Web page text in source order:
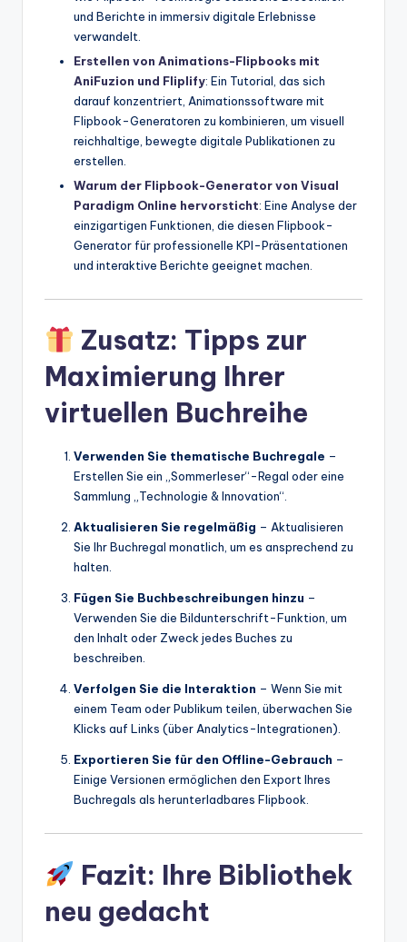
und Berichte in immersiv digitale Erlebnisse
verwandelt.
Erstellen von Animations-Flipbooks mit
AniFuzion und Fliplify: Ein Tutorial, das sich
darauf konzentriert, Animationssoftware mit
Flipbook-Generatoren zu kombinieren, um visuell
reichhaltige, bewegte digitale Publikationen zu
erstellen.
Warum der Flipbook-Generator von Visual
Paradigm Online hervorsticht: Eine Analyse der
einzigartigen Funktionen, die diesen Flipbook-
Generator für professionelle KPI-Präsentationen
und interaktive Berichte geeignet machen.
Zusatz: Tipps zur
Maximierung Ihrer
virtuellen Buchreihe
Verwenden Sie thematische Buchregale –
Erstellen Sie ein „Sommerleser“-Regal oder eine
Sammlung „Technologie & Innovation“.
Aktualisieren Sie regelmäßig – Aktualisieren
Sie Ihr Buchregal monatlich, um es ansprechend zu
halten.
Fügen Sie Buchbeschreibungen hinzu –
Verwenden Sie die Bildunterschrift-Funktion, um
den Inhalt oder Zweck jedes Buches zu
beschreiben.
Verfolgen Sie die Interaktion – Wenn Sie mit
einem Team oder Publikum teilen, überwachen Sie
Klicks auf Links (über Analytics-Integrationen).
Exportieren Sie für den Offline-Gebrauch –
Einige Versionen ermöglichen den Export Ihres
Buchregals als herunterladbares Flipbook.
Fazit: Ihre Bibliothek
neu gedacht